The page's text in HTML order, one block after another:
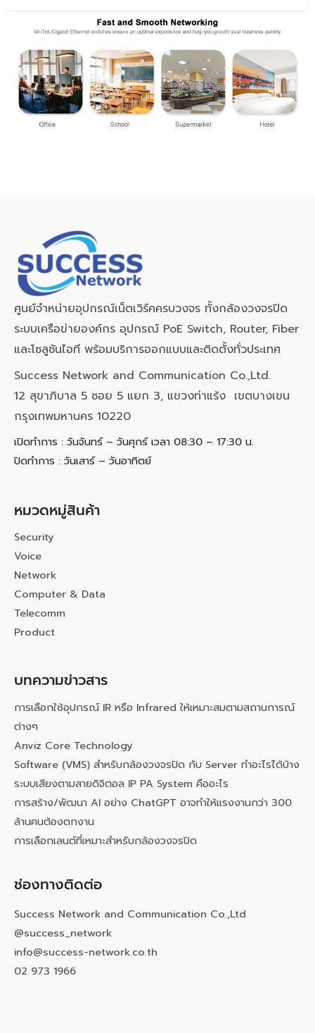
ศูนย์จำหน่ายอุปกรณ์เน็ตเวิร์คครบวงจร ทั้งกล้องวงจรปิด
ระบบเครือข่ายองค์กร อุปกรณ์ PoE Switch, Router, Fiber
และโซลูชันไอที พร้อมบริการออกแบบและติดตั้งทั่วประเทศ
Success Network and Communication Co.,Ltd.
12 สุขาภิบาล 5 ซอย 5 แยก 3, แขวงท่าแร้ง เขตบางเขน
กรุงเทพมหานคร 10220
เปิดทำการ : วันจันทร์ – วันศุกร์ เวลา 08:30 – 17:30 น.
ปิดทำการ : วันเสาร์ – วันอาทิตย์
หมวดหมู่สินค้า
Security
Voice
Network
Computer & Data
Telecomm
Product
บทความข่าวสาร
การเลือกใช้อุปกรณ์ IR หรือ Infrared ให้เหมาะสมตามสถานการณ์
ต่างๆ
Anviz Core Technology
Software (VMS) สำหรับกล้องวงจรปิด กับ Server ทำอะไรได้บ้าง
ระบบเสียงตามสายดิจิตอล IP PA System คืออะไร
การสร้าง/พัฒนา AI อย่าง ChatGPT อาจทำให้แรงงานกว่า 300
ล้านคนต้องตกงาน
การเลือกเลนต์ที่เหมาะสำหรับกล้องวงจรปิด
ช่องทางติดต่อ
Success Network and Communication Co.,Ltd
@success_network
info@success-network.co.th
02 973 1966